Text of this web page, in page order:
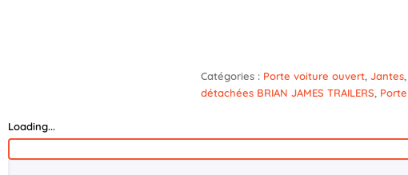
Catégories : Porte voiture ouvert, Jantes,
détachées BRIAN JAMES TRAILERS,
Loading...